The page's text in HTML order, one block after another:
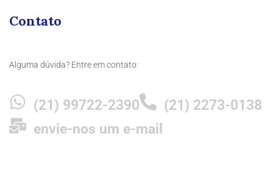
Contato
Alguma dúvida? Entre em contato:
(21) 99722-2390
(21) 2273-0138
envie-nos um e-mail